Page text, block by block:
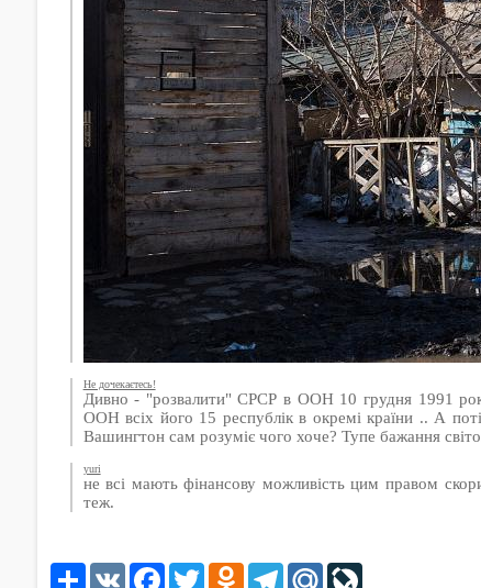
Не дочекаєтесь!
Дивно - "розвалити" СРСР в ООН 10 грудня 1991
ООН всіх його 15 республік в окремі країни .. А
Вашингтон сам розуміє чого хоче? Тупе бажання
yuri
не всі мають фінансову можливість цим правом
теж.
Share VK Facebook
TwitterOdnoklassniki
TelegramMail.RuLiveJournal